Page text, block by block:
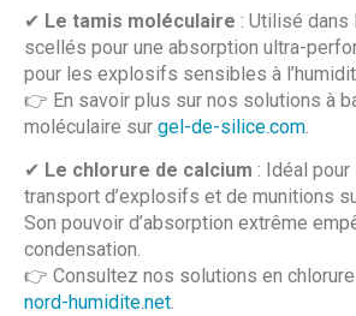
✔ Le tamis moléculaire : Utilisé dans
scellés pour une absorption ultra-
pour les explosifs sensibles à
👉 En savoir plus sur nos solutions à
moléculaire sur gel-de-silice.com
✔ Le chlorure de calcium : Idéal
transport d’explosifs et de munitions
Son pouvoir d’absorption extrême
condensation.
👉 Consultez nos solutions en
nord-humidite.net.